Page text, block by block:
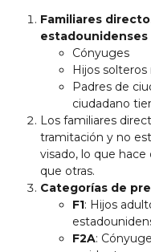
Familiares
estadounidenses
Cónyuges
Hijos
Padres de
ciudadano
Los familiares
tramitación y no
visado, lo que
que otras.
Categorías de
F1: Hijos
F2A: